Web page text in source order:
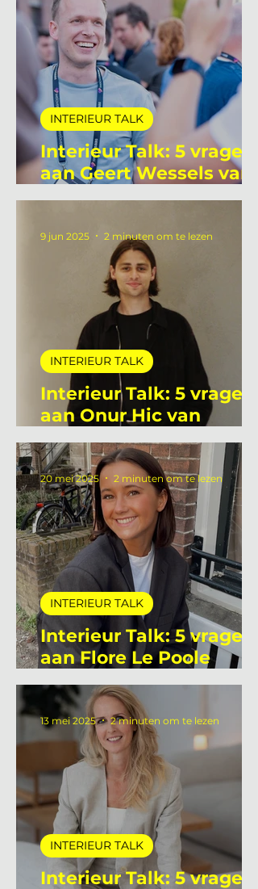
Interieur Talk: 5 vragen
Unlit Studio
INTERIEUR TALK
22 jun 2025 3 minuten om te lezen
Interieur Talk: 5 vragen
aan Onur Hic van
Deltalight
INTERIEUR TALK
2 minuten om te lezen
Interieur Talk: 5 vragen
aan Flore Le Poole
stagiaire bij De
Interieur Club
INTERIEUR TALK
20 mei 2025 2 minuten om te lezen
INTERIEUR TALK
13 mei 2025 2 minuten om te lezen